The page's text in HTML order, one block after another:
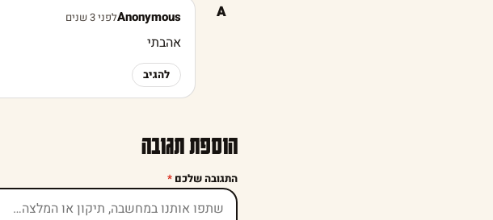
A
Anonymousלפני 3 שנים
אהבתי
להגיב
הוספת תגובה
התגובה שלכם *